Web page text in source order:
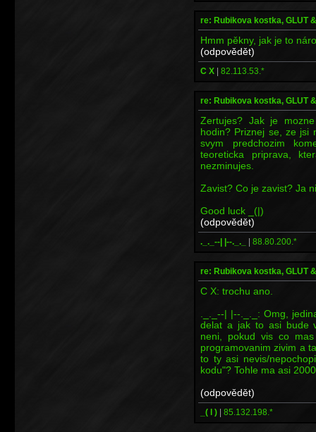
re: Rubikova kostka, GLUT
Hmm pěkny, jak je to
(odpovědět)
C X | 82.113.53.*
re: Rubikova kostka, GLUT
Zertujes? Jak je
hodin? Priznej se, ze jsi
svym predchozim
teoreticka priprava,
nezminujes.
Zavist? Co je zavist? Ja
Good luck _(|)
(odpovědět)
._._--| |--._._ | 88.80.200.*
re: Rubikova kostka, GLUT
C X: trochu ano.
._._--| |--._._: Omg,
delat a jak to asi bude
neni, pokud vis co
programovanim zivim a
to ty asi nevis/
kodu"? Tohle ma asi
(odpovědět)
_( l ) | 85.132.198.*